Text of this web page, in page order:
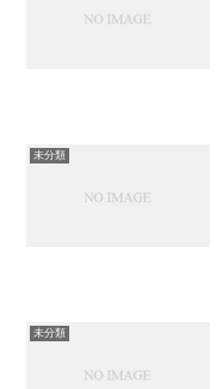
未分類
未分類